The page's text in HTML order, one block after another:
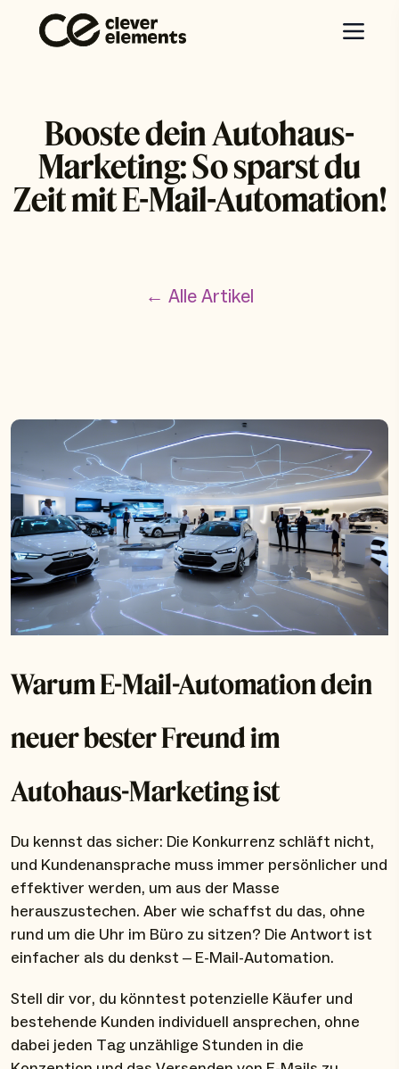
Booste dein Autohaus-
Marketing: So sparst du
Zeit mit E-Mail-Automation!
← Alle Artikel
Warum E-Mail-Automation dein
neuer bester Freund im
Autohaus-Marketing ist
Du kennst das sicher: Die Konkurrenz schläft nicht,
und Kundenansprache muss immer persönlicher und
effektiver werden, um aus der Masse
herauszustechen. Aber wie schaffst du das, ohne
rund um die Uhr im Büro zu sitzen? Die Antwort ist
einfacher als du denkst – E-Mail-Automation.
Stell dir vor, du könntest potenzielle Käufer und
bestehende Kunden individuell ansprechen, ohne
dabei jeden Tag unzählige Stunden in die